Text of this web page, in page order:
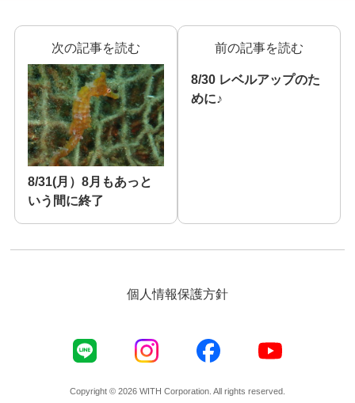
次の記事を読む
8/31(月）8月もあっと
いう間に終了
前の記事を読む
8/30 レベルアップのた
めに♪
個人情報保護方針
Copyright © 2026 WITH Corporation. All rights reserved.